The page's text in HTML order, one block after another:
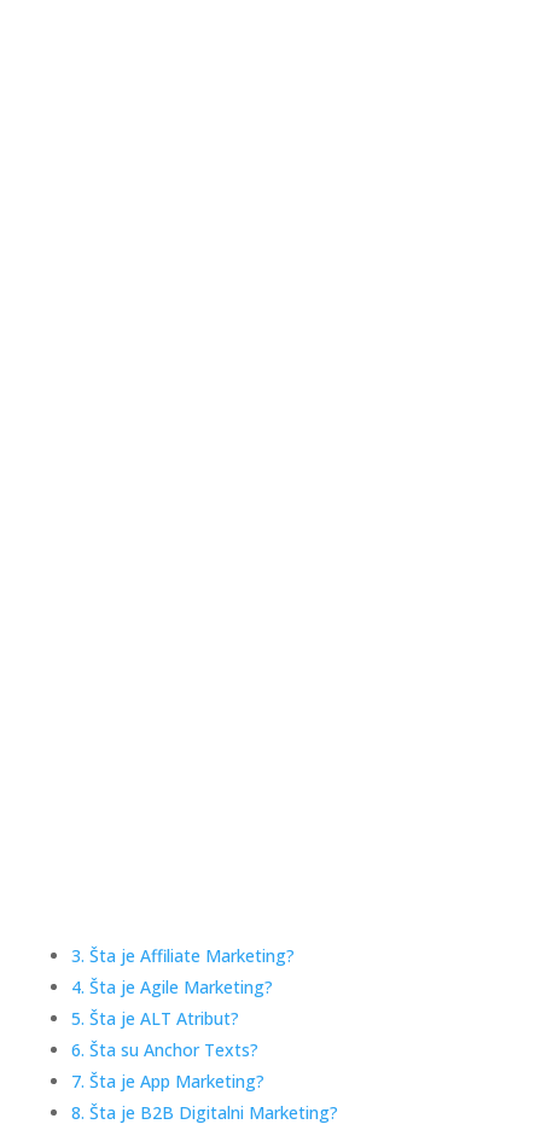
3. Šta je Affiliate Marketing?
4. Šta je Agile Marketing?
5. Šta je ALT Atribut?
6. Šta su Anchor Texts?
7. Šta je App Marketing?
8. Šta je B2B Digitalni Marketing?